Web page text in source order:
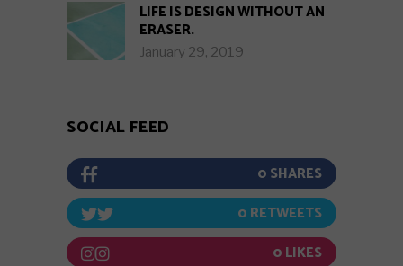
LIFE IS DESIGN WITHOUT AN
ERASER.
January 29, 2019
SOCIAL FEED
0
0
0